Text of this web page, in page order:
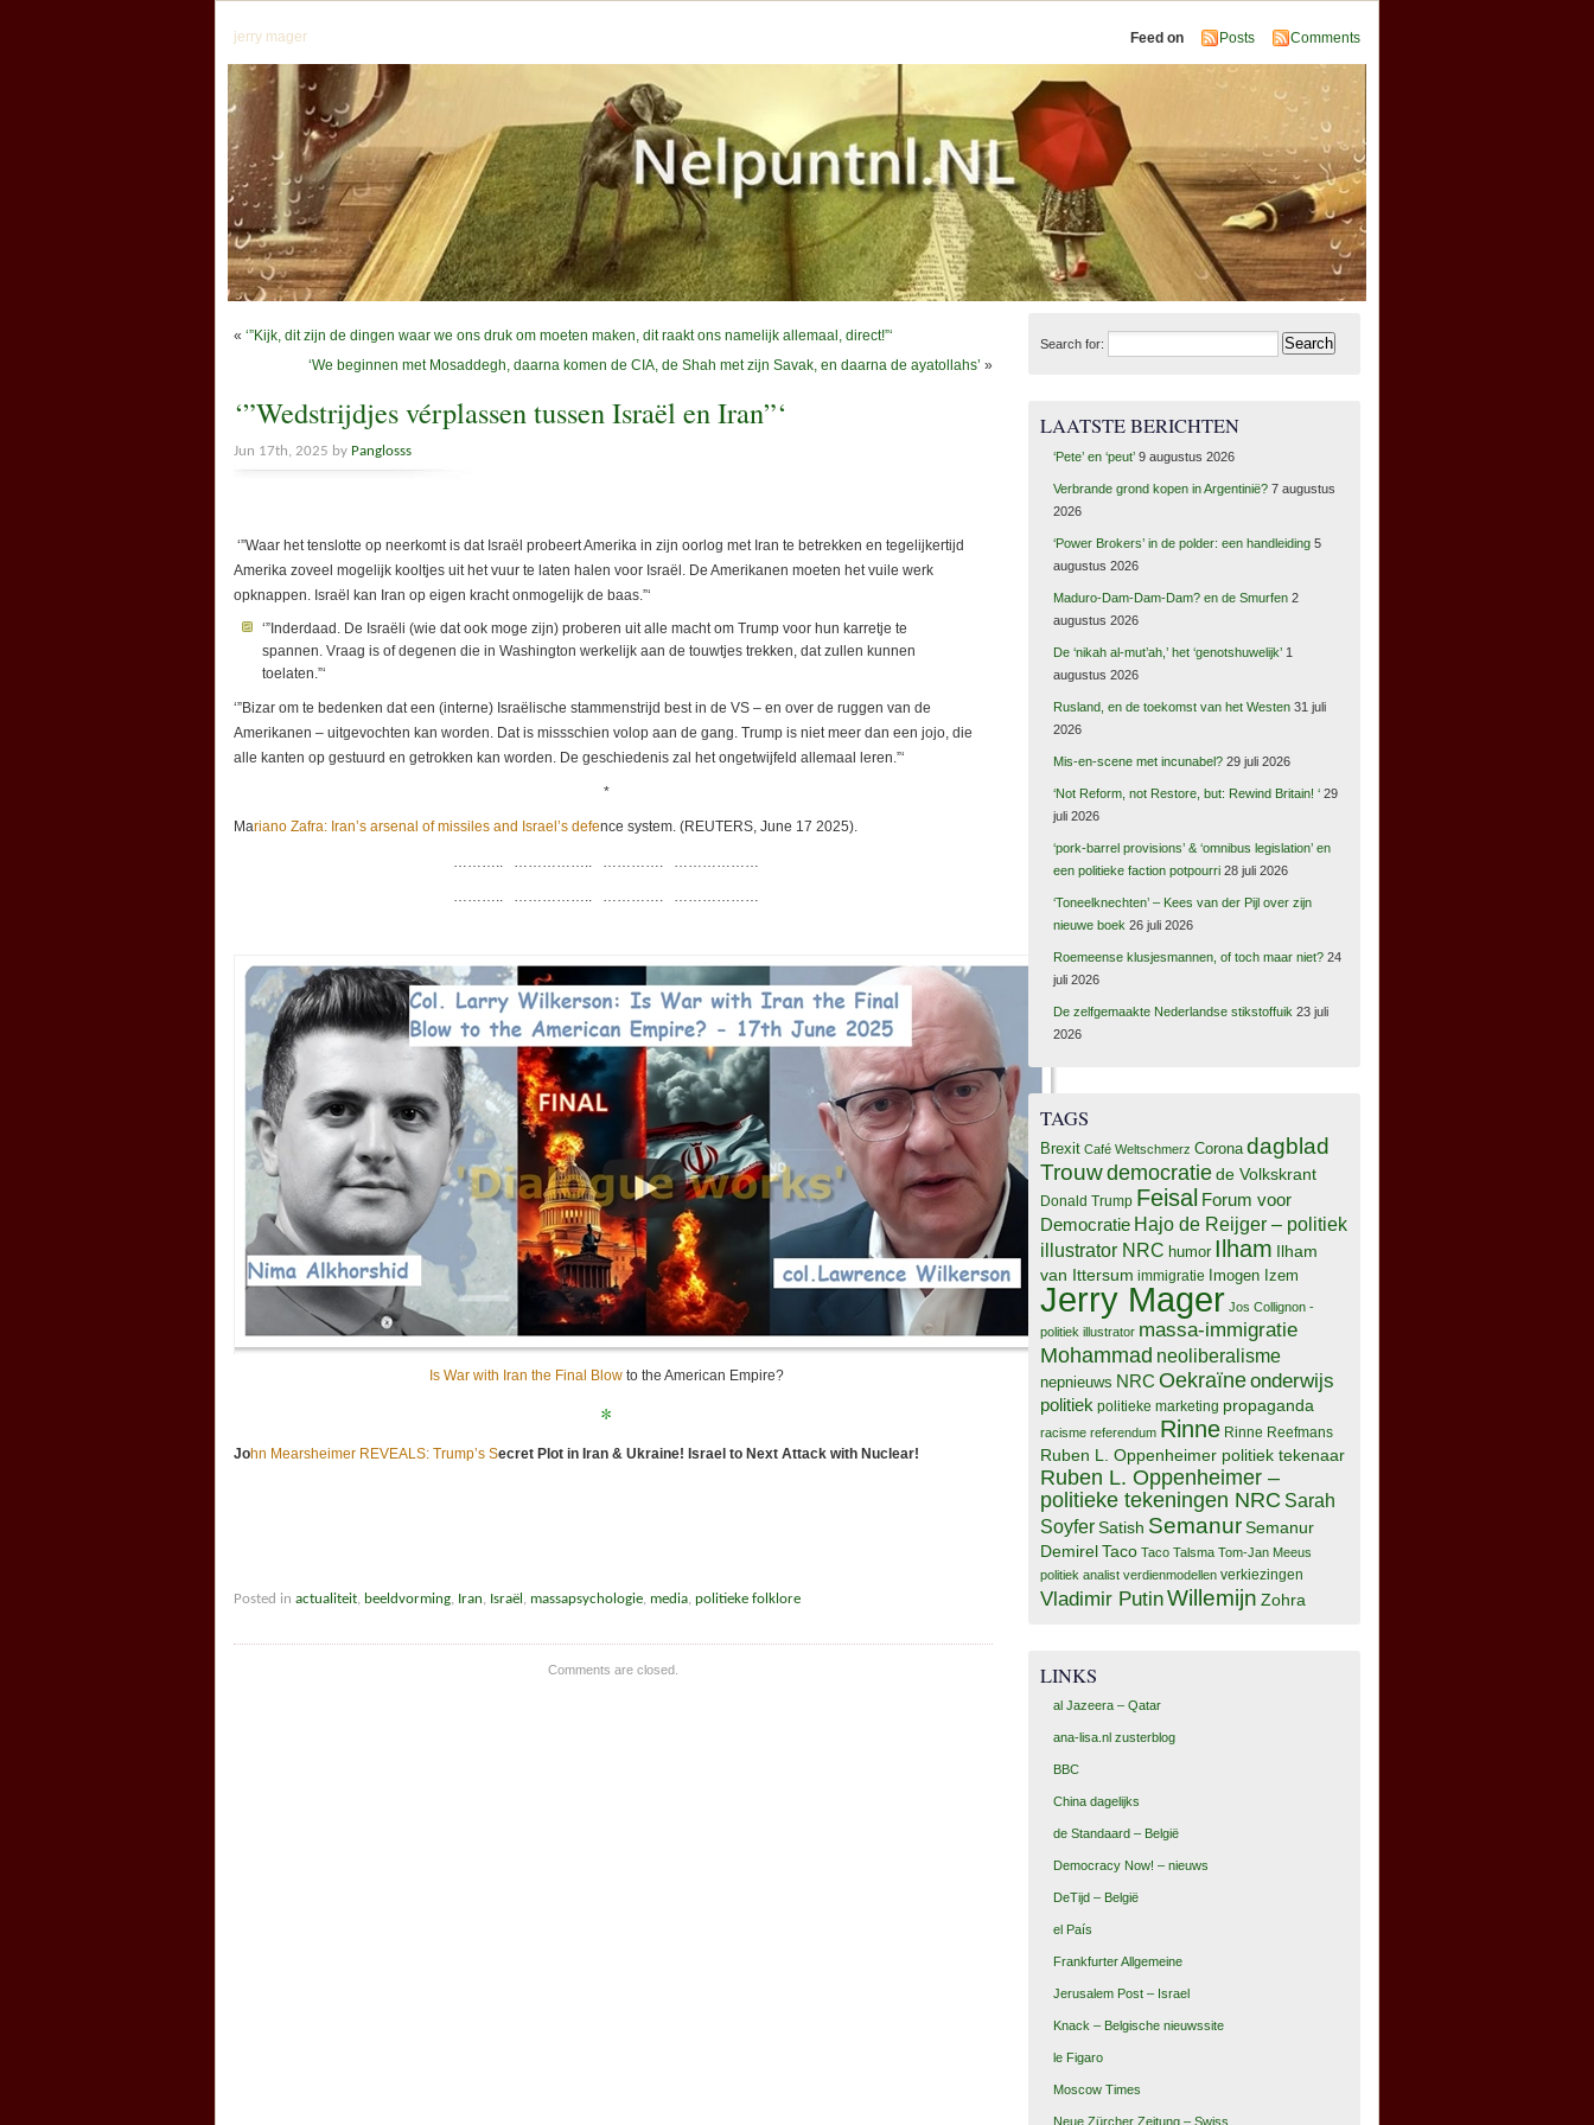
jerry mager Feed on Posts Comments
« ‘”Kijk, dit zijn de dingen waar we ons druk om moeten maken, dit raakt ons namelijk allemaal, direct!”‘
‘We beginnen met Mosaddegh, daarna komen de CIA, de Shah met zijn Savak, en daarna de ayatollahs’ »
‘”Wedstrijdjes vérplassen tussen Israël en Iran”‘
Jun 17th, 2025 by Panglosss
‘”Waar het tenslotte op neerkomt is dat Israël probeert Amerika in zijn oorlog met Iran te betrekken en tegelijkertijd
Amerika zoveel mogelijk kooltjes uit het vuur te laten halen voor Israël. De Amerikanen moeten het vuile werk
opknappen. Israël kan Iran op eigen kracht onmogelijk de baas.”‘
‘”Inderdaad. De Israëli (wie dat ook moge zijn) proberen uit alle macht om Trump voor hun karretje te
spannen. Vraag is of degenen die in Washington werkelijk aan de touwtjes trekken, dat zullen kunnen
toelaten.”‘
‘”Bizar om te bedenken dat een (interne) Israëlische stammenstrijd best in de VS – en over de ruggen van de
Amerikanen – uitgevochten kan worden. Dat is missschien volop aan de gang. Trump is niet meer dan een jojo, die
alle kanten op gestuurd en getrokken kan worden. De geschiedenis zal het ongetwijfeld allemaal leren.”‘
*
Mariano Zafra: Iran’s arsenal of missiles and Israel’s defence system. (REUTERS, June 17 2025).
……….. …………….. …………. ………………
Is War with Iran the Final Blowto the American Empire?
*
John Mearsheimer REVEALS: Trump’s Secret Plot in Iran & Ukraine! Israel to Next Attack with Nuclear!
Posted in actualiteit, beeldvorming, Iran, Israël , massapsychologie, media, politieke folklore
Comments are closed.
Search for:
LAATSTE BERICHTEN
‘Pete’ en ‘peut’ 9 augustus 2026
Verbrande grond kopen in Argentinië? 7 augustus
2026
‘Power Brokers’ in de polder: een handleiding 5
augustus 2026
Maduro-Dam-Dam-Dam? en de Smurfen 2
augustus 2026
De ‘nikah al-mut’ah,’ het ‘genotshuwelijk’ 1
augustus 2026
Rusland, en de toekomst van het Westen 31 juli
2026
Mis-en-scene met incunabel? 29 juli 2026
‘Not Reform, not Restore, but: Rewind Britain! ‘ 29
juli 2026
‘pork-barrel provisions’ & ‘omnibus legislation’ en
een politieke faction potpourri 28 juli 2026
‘Toneelknechten’ – Kees van der Pijl over zijn
nieuwe boek 26 juli 2026
Roemeense klusjesmannen, of toch maar niet? 24
juli 2026
De zelfgemaakte Nederlandse stikstoffuik 23 juli
2026
TAGS
Brexit Café Weltschmerz Corona dagblad
Trouwdemocratiede Volkskrant
Donald Trump Feisal Forum voor
Democratie Hajo de Reijger – politiek
illustrator NRC humor Ilham Ilham
van Ittersum immigratie Imogen Izem
Jerry Mager Jos Collignon -
politiek illustrator massa-immigratie
Mohammad neoliberalisme
nepnieuws NRC Oekraïneonderwijs
politiek politieke marketing propaganda
racisme referendum Rinne Rinne Reefmans
Ruben L. Oppenheimer politiek tekenaar
Ruben L. Oppenheimer –
politieke tekeningen NRC Sarah
Soyfer Satish SemanurSemanur
DemirelTaco Taco Talsma Tom-Jan Meeus
politiek analist verdienmodellen verkiezingen
Vladimir PutinWillemijn Zohra
LINKS
al Jazeera – Qatar
ana-lisa.nl zusterblog
BBC
China dagelijks
de Standaard – België
Democracy Now! – nieuws
DeTijd – België
el País
Frankfurter Allgemeine
Jerusalem Post – Israel
Knack – Belgische nieuwssite
le Figaro
Moscow Times
Neue Zürcher Zeitung – Swiss